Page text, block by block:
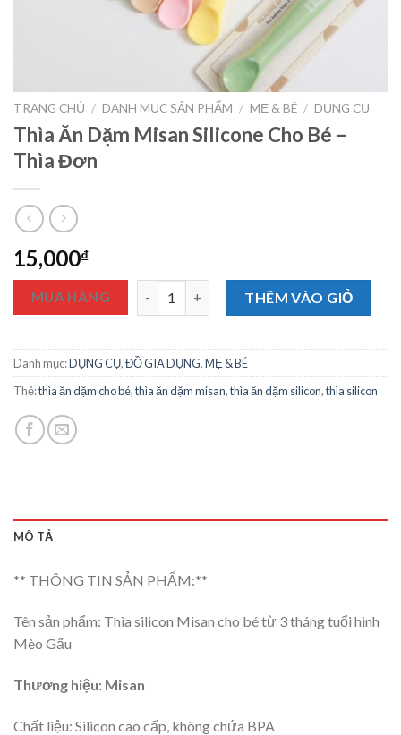
TRANG CHỦ / DANH MỤC SẢN PHẨM / MẸ & BÉ / DỤNG CỤ
Thìa Ăn Dặm Misan Silicone Cho Bé –
Thìa Đơn
15,000₫
MUA HÀNG Thìa Ăn Dặm Misan Silicone Cho Bé - Thìa
THÊM VÀO GIỎ
Danh mục:DỤNG CỤ,ĐỒ GIA DỤNG,MẸ & BÉ
Thẻ:thìa ăn dặm cho bé,thìa ăn dặm misan,thìa ăn dặm silicon,thìa silicon
MÔ TẢ
** THÔNG TIN SẢN PHẨM:**
Tên sản phẩm: Thìa silicon Misan cho bé từ 3 tháng tuổi hình
Mèo Gấu
Thương hiệu: Misan
Chất liệu: Silicon cao cấp, không chứa BPA